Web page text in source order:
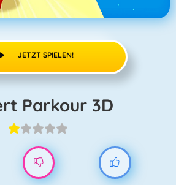
JETZT SPIELEN!
Parkour 3D